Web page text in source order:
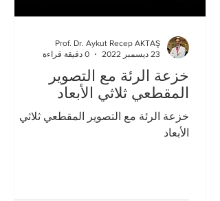
خزعة الرئة مع التصوير
المقطعي ثلاثي الأبعاد
خزعة الرئة مع التصوير المقطعي ثلاثي
الأبعاد
Prof. Dr. Aykut Recep AKTAŞ
23 ديسمبر 2022
0 دقيقة قراءة